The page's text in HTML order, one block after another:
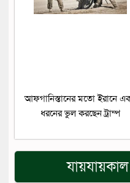
আফগানিস্তানের মতো ইরানে
ধরনের ভুল করছেন ট্রাম্প